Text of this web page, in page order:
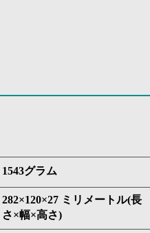
1543グラム
282×120×27 ミリメートル(長
さ×幅×高さ)